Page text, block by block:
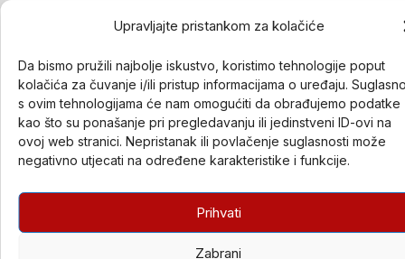
Upravljajte pristankom za kolačiće
Da bismo pružili najbolje iskustvo, koristimo tehnologije poput
kolačića za čuvanje i/ili pristup informacijama o uređaju.
s ovim tehnologijama će nam omogućiti da obrađujemo podatke
kao što su ponašanje pri pregledavanju ili jedinstveni ID-ovi na
ovoj web stranici. Nepristanak ili povlačenje suglasnosti može
negativno utjecati na određene karakteristike i funkcije.
Prihvati
Zabrani